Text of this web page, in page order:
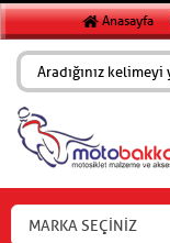
Anasayfa
MARKA SEÇİNİZ